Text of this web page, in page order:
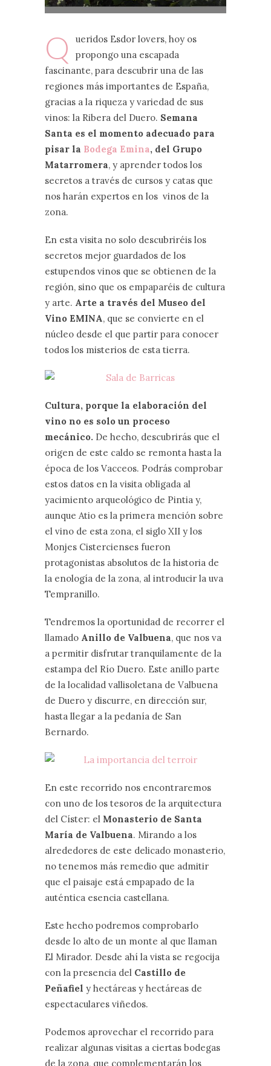
Q
ueridos Esdor lovers, hoy os
propongo una escapada
fascinante, para descubrir una de las
regiones más importantes de España,
gracias a la riqueza y variedad de sus
vinos: la Ribera del Duero. Semana
Santa es el momento adecuado para
pisar la Bodega Emina, del Grupo
Matarromera, y aprender todos los
secretos a través de cursos y catas que
nos harán expertos en los vinos de la
zona.
En esta visita no solo descubriréis los
secretos mejor guardados de los
estupendos vinos que se obtienen de la
región, sino que os empaparéis de cultura
y arte. Arte a través del Museo del
Vino EMINA, que se convierte en el
núcleo desde el que partir para conocer
todos los misterios de esta tierra.
Cultura, porque la elaboración del
vino no es solo un proceso
mecánico. De hecho, descubrirás que el
origen de este caldo se remonta hasta la
época de los Vacceos. Podrás comprobar
estos datos en la visita obligada al
yacimiento arqueológico de Pintia y,
aunque Atio es la primera mención sobre
el vino de esta zona, el siglo XII y los
Monjes Cistercienses fueron
protagonistas absolutos de la historia de
la enología de la zona, al introducir la uva
Tempranillo.
Tendremos la oportunidad de recorrer el
llamado Anillo de Valbuena, que nos va
a permitir disfrutar tranquilamente de la
estampa del Río Duero. Este anillo parte
de la localidad vallisoletana de Valbuena
de Duero y discurre, en dirección sur,
hasta llegar a la pedanía de San
Bernardo.
En este recorrido nos encontraremos
con uno de los tesoros de la arquitectura
del Císter: el Monasterio de Santa
María de Valbuena. Mirando a los
alrededores de este delicado monasterio,
no tenemos más remedio que admitir
que el paisaje está empapado de la
auténtica esencia castellana.
Este hecho podremos comprobarlo
desde lo alto de un monte al que llaman
El Mirador. Desde ahí la vista se regocija
con la presencia del Castillo de
Peñafiel y hectáreas y hectáreas de
espectaculares viñedos.
Podemos aprovechar el recorrido para
realizar algunas visitas a ciertas bodegas
de la zona, que complementarán los